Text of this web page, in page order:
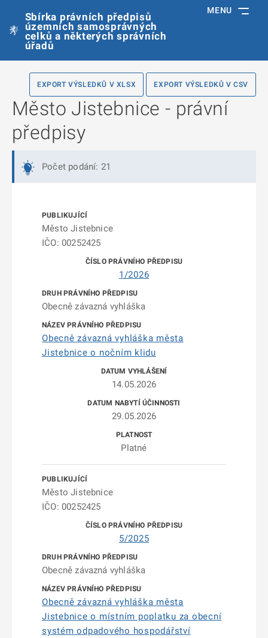
Sbírka právních předpisů
územních samosprávných
celků a některých správních
úřadů
MENU
EXPORT VÝSLEDKŮ V XLSX EXPORT VÝSLEDKŮ V CSV
Město Jistebnice - právní
předpisy
Počet podání: 21
Město Jistebnice
IČO: 00252425
1/2026
Obecně závazná vyhláška
Obecně závazná vyhláška města
Jistebnice o nočním klidu
14.05.2026
29.05.2026
Platné
Město Jistebnice
IČO: 00252425
5/2025
Obecně závazná vyhláška
Obecně závazná vyhláška města
Jistebnice o místním poplatku za obecní
systém odpadového hospodářství